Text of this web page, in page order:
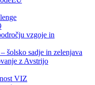
vzgoje in
šolsko sadje in zelenjava
z Avstrijo
VIZ